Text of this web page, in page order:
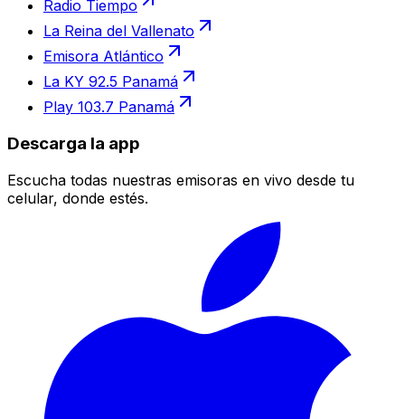
Radio Tiempo
La Reina del Vallenato
Emisora Atlántico
La KY 92.5 Panamá
Play 103.7 Panamá
Descarga la app
Escucha todas nuestras emisoras en vivo desde tu
celular, donde estés.